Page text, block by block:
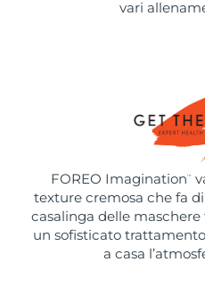
vari
FOREO Imagination ™
texture cremosa che fa
casalinga delle
un sofisticato
a casa